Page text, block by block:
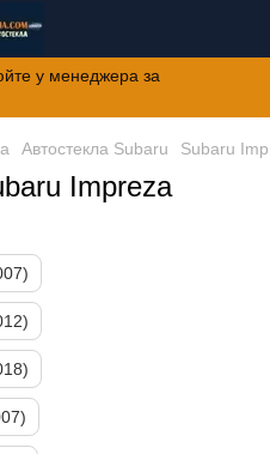
у менеджера за
Автостекла Subaru Subaru
Impreza